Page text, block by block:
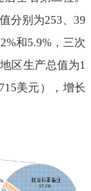
分别为253、 39
和5.9% ，三次
区生产总值为1
美元）
，增长